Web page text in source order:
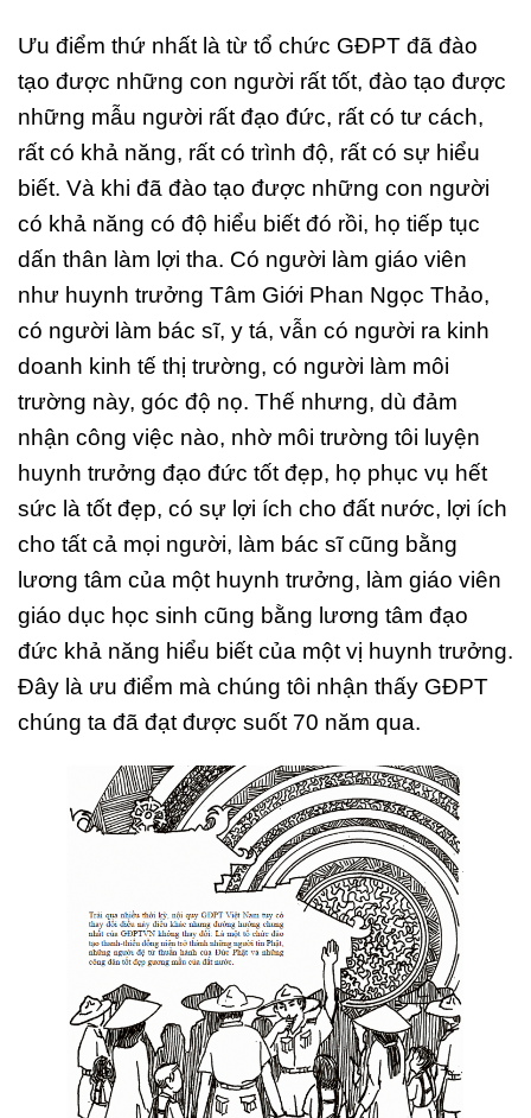
Ưu điểm thứ nhất là từ tổ chức GĐPT đã đào
tạo được những con người rất tốt, đào tạo được
những mẫu người rất đạo đức, rất có tư cách,
rất có khả năng, rất có trình độ, rất có sự hiểu
biết. Và khi đã đào tạo được những con người
có khả năng có độ hiểu biết đó rồi, họ tiếp tục
dấn thân làm lợi tha. Có người làm giáo viên
như huynh trưởng Tâm Giới Phan Ngọc Thảo,
có người làm bác sĩ, y tá, vẫn có người ra kinh
doanh kinh tế thị trường, có người làm môi
trường này, góc độ nọ. Thế nhưng, dù đảm
nhận công việc nào, nhờ môi trường tôi luyện
huynh trưởng đạo đức tốt đẹp, họ phục vụ hết
sức là tốt đẹp, có sự lợi ích cho đất nước, lợi ích
cho tất cả mọi người, làm bác sĩ cũng bằng
lương tâm của một huynh trưởng, làm giáo viên
giáo dục học sinh cũng bằng lương tâm đạo
đức khả năng hiểu biết của một vị huynh trưởng.
Đây là ưu điểm mà chúng tôi nhận thấy GĐPT
chúng ta đã đạt được suốt 70 năm qua.